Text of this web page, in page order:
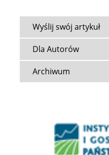
Wyślij swój artykuł
Dla Autorów
Archiwum